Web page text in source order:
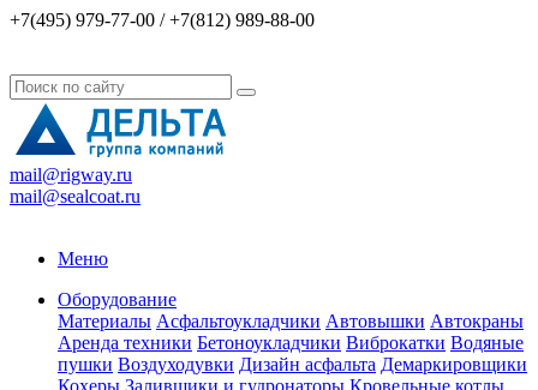
+7(495) 979-77-00 / +7(812) 989-88-00
mail@rigway.ru
mail@sealcoat.ru
Меню
Оборудование
Материалы Асфальтоукладчики Автовышки Автокраны
Аренда техники Бетоноукладчики Виброкатки Водяные
пушки Воздуходувки Дизайн асфальта Демаркировщики
Кохеры,Заливщики и гудронаторы Кровельные котлы